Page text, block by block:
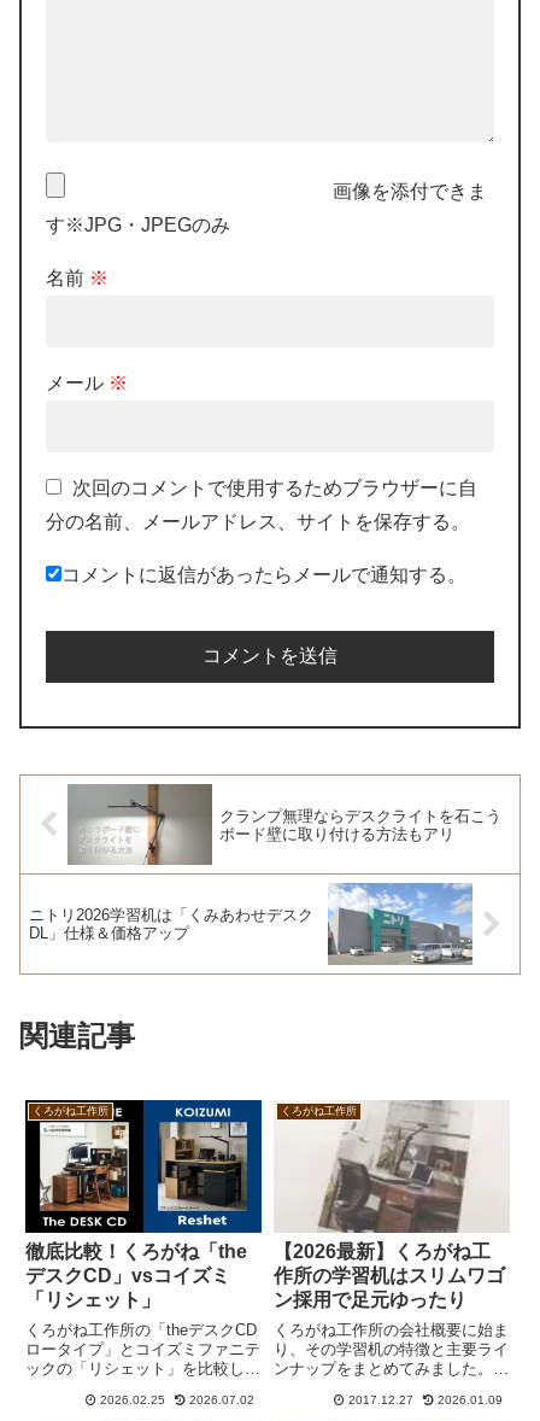
画像を添付できま
す※JPG・JPEGのみ
名前 ※
メール ※
次回のコメントで使用するためブラウザーに自
分の名前、メールアドレス、サイトを保存する。
コメントに返信があったらメールで通知する。
クランプ無理ならデスクライトを石こう
ボード壁に取り付ける方法もアリ
ニトリ2026学習机は「くみあわせデスク
DL」仕様＆価格アップ
関連記事
くろがね工作所
徹底比較！くろがね「the
デスクCD」vsコイズミ
「リシェット」
くろがね工作所の「theデスクCD
ロータイプ」とコイズミファニテ
ックの「リシェット」を比較して
スクCDのほうが圧倒的にコスパ
2026.02.25 2026.07.02
くろがね工作所
【2026最新】くろがね工
作所の学習机はスリムワゴ
ン採用で足元ゆったり
くろがね工作所の会社概要に始ま
り、その学習机の特徴と主要ライ
ンナップをまとめてみました。く
イプのカラーデスクが主力です
2017.12.27 2026.01.09